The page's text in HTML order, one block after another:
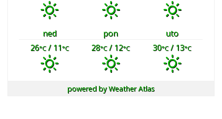
ned pon
uto
26°C/ 11°C 28°C/ 12°C 30°C/ 13°C
powered byWeather Atlas